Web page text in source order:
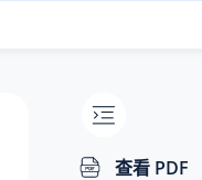
查看 PDF